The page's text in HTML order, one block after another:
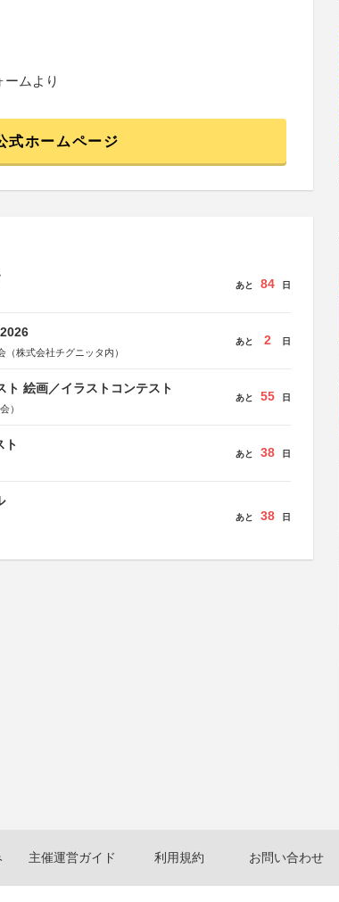
ムより
式ホームページ
あと 84 日
株式会社チグニッタ内）
あと 2 日
絵画／イラストコンテスト
）
あと 55 日
ト
あと 38 日
あと 38 日
主催運営ガイド 利用規約 お問い合わせ